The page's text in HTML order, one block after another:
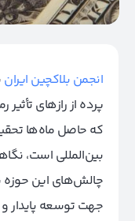
انجمن بلاکچین ایران
پرده از رازهای
که حاصل ماه‌ها
بین‌المللی است،
چالش‌های این حوزه
جهت توسعه پایدار و